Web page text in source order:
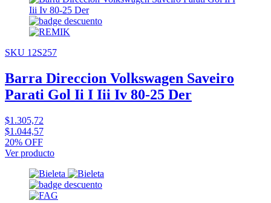
SKU 12S257
Barra Direccion Volkswagen Saveiro
Parati Gol Ii I Iii Iv 80-25 Der
$1.305,72
$1.044,57
20% OFF
Ver producto